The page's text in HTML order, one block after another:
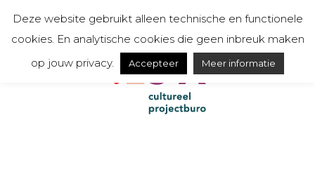
Deze website gebruikt alleen technische en functionele
cookies. En analytische cookies die geen inbreuk maken
op jouw privacy.
Accepteer Meer informatie